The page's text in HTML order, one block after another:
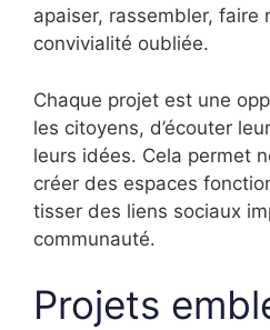
apaiser, rassembler, faire
convivialité oubliée.
Chaque projet est une
les citoyens, d’écouter
leurs idées. Cela permet
créer des espaces
tisser des liens sociaux
communauté.
Projets